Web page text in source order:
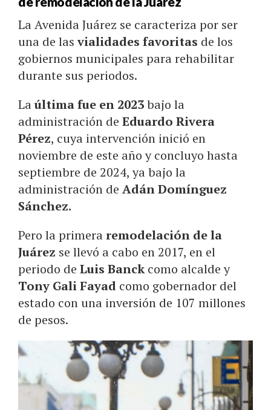
La Avenida Juárez se caracteriza por ser
una de lasvialidades favoritas de los
gobiernos municipales para rehabilitar
durante sus periodos.
Laúltima fue en 2023bajo la
administración de Eduardo Rivera
Pérez, cuya intervención inició en
noviembre de este año y concluyo hasta
septiembre de 2024, ya bajo la
administración de Adán Domínguez
Sánchez.
Pero la primeraremodelación de la
Juárez se llevó a cabo en 2017, en el
periodo de Luis Banckcomo alcalde y
Tony Gali Fayad como gobernador del
estado con una inversión de 107 millones
de pesos.